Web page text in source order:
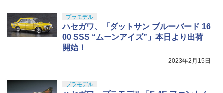
プラモデル
ハセガワ、「ダットサン ブルーバード 16
00 SSS “ムーンアイズ”」本日より出荷
開始！
2023年2月15日
プラモデル